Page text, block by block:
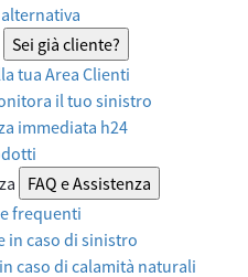
Sei già cliente?
tua Area Clienti
il tuo sinistro
immediata h24
FAQ e Assistenza
frequenti
in caso di sinistro
caso di calamità naturali